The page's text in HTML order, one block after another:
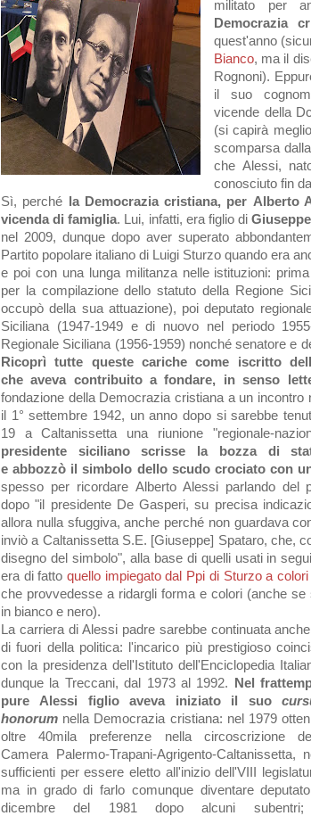
militato per
Democrazia
quest'anno
Bianco, ma il
Rognoni).
il suo
vicende dell a
(si capirà
scomparsa dall
che Alessi, n
conosciuto fin dall
Sì, perché
a Democrazia cristiana, per Alberto
vicenda di famiglia. Lui, infatti, era figlio diGiuseppe
nel 2009, dunque dopo aver superato abbond
Partito popolare italiano di Luigi Sturzo quando era
e poi con una lunga militanza nelle istituzioni: prima
per la compilazione dello statuto della Regione
occupò della sua attuazione), poi deputato region
Siciliana (1947-1949 e di nuovo nel periodo
Regionale Siciliana (1956-1959) nonché senatore e
Ricoprì tutte queste cariche come iscritto dell
cheaveva contribuitoa fondare, in senso
fondazione dell a Democrazia cristiana a un incontro
il 1° settembre 1942, unanno dopo si sarebbe
19 a Caltanissetta una riunione "regionale-n
presidente siciliano scrisse la bozza di st
eabbozzò il simbolo dello scudo crociato con
spesso per ricordare Alberto Alessi parlando del
dopo"il presidente De Gasperi, su precisa
allora nulla sfuggiva, anche perché non guardava
inviò a Caltanissetta S.E. [Giuseppe] Spataro, che,
disegno del simbolo", all a base di quelli usati in
era di fatto quello impiegato dal Ppi di Sturzoa colori
che provvedesse a ridargli forma e colori (anche se
in bianco e nero).
a carriera diAlessi padre sarebbe continuata
di fuori dell a politica: l'incarico più prestigioso
con la presidenza dell'Istituto dell'Enciclopedia
dunque la Treccani, dal 1973 al 1992. Nel fr
pure Alessi figlioaveva iniziato il suo
honorum nella Democrazia cristiana: nel 1979
oltre 40mila preferenze nell a circoscrizione
Camera Palermo-Trapani-Agrigento-Caltanissetta,
sufficienti per essere eletto all'inizio dell'VIII legisl
ma in grado di farlo comunque diventare deput
dicembre del 1981 dopoalcuni